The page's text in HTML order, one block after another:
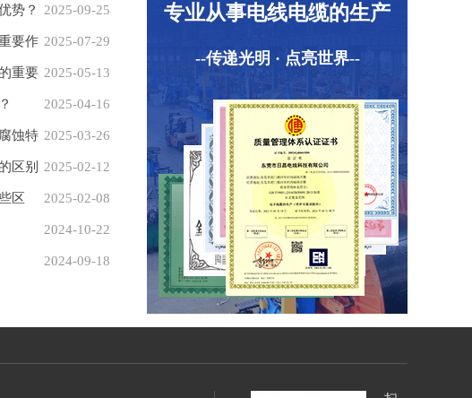
2025-09-25
势？
2025-07-29
要作
2025-05-13
重要
2025-04-16
2025-03-26
蚀特
2025-02-12
区别
2025-02-08
区
2024-10-22
2024-09-18
专业从事电线电缆的生产
--传递光明 · 点亮世界--